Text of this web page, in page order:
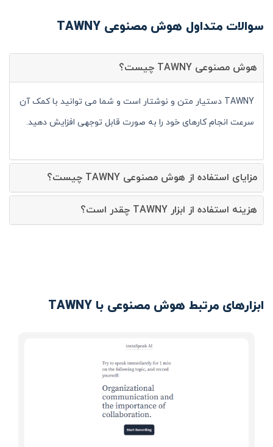
سوالات متداول هوش مصنوعی TAWNY
هوش مصنوعی TAWNY چیست؟
TAWNY دستیار متن و نوشتار است و شما می توانید با کمک آن
سرعت انجام کارهای خود را به صورت قابل توجهی افزایش دهید.
مزایای استفاده از هوش مصنوعی TAWNY چیست؟
هزینه استفاده از ابزار TAWNY چقدر است؟
ابزارهای مرتبط هوش مصنوعی با TAWNY